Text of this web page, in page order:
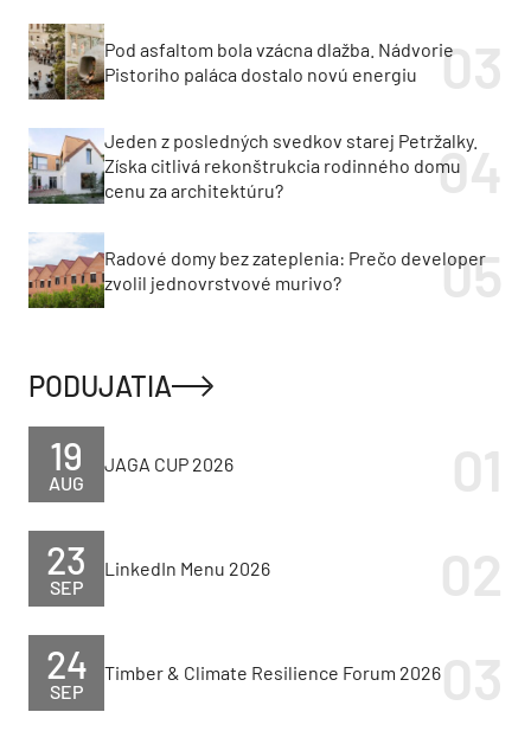
Pod asfaltom bola vzácna dlažba. Nádvorie
Pistoriho paláca dostalo novú energiu
Jeden z posledných svedkov starej Petržalky.
Získa citlivá rekonštrukcia rodinného domu
cenu za architektúru?
Radové domy bez zateplenia: Prečo developer
zvolil jednovrstvové murivo?
PODUJATIA
AUG
19 JAGA CUP 2026
SEP
23 LinkedIn Menu 2026
SEP
24 Timber & Climate Resilience Forum 2026